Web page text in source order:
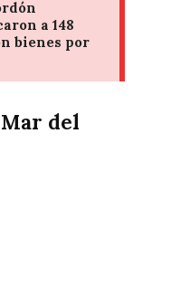
del